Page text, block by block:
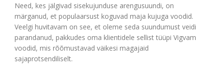
Need, kes jälgivad sisekujunduse arengusuundi, on
märganud, et populaarsust koguvad maja kujuga voodid.
Veelgi huvitavam on see, et oleme seda suundumust veidi
parandanud, pakkudes oma klientidele sellist tüüpi Vigvam
voodid, mis rõõmustavad väikesi magajaid
sajaprotsendiliselt.